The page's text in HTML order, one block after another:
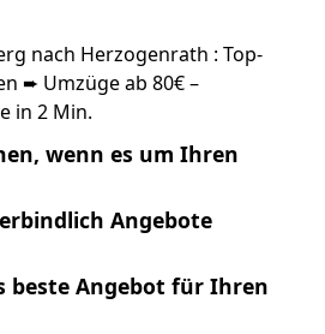
nach Herzogenrath : Top-
➨ Umzüge ab 80€ –
in 2 Min.
wenn es um Ihren
Angebote
beste Angebot für Ihren